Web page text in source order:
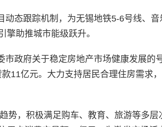
动态跟踪机制，为无锡地铁5-6号线、
擎助推城市能级跃升。
市政府关于稳定房地产市场健康发展的
11亿元。大力支持居民合理住房需求
势，积极满足购车、教育、旅游等多